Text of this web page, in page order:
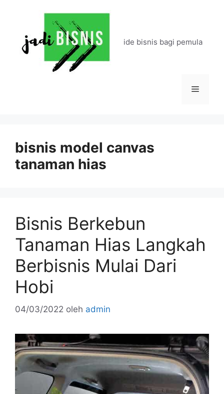
ide bisnis bagi pemula
Menu
bisnis model canvas
tanaman hias
Bisnis Berkebun
Tanaman Hias Langkah
Berbisnis Mulai Dari
Hobi
04/03/2022 oleh admin